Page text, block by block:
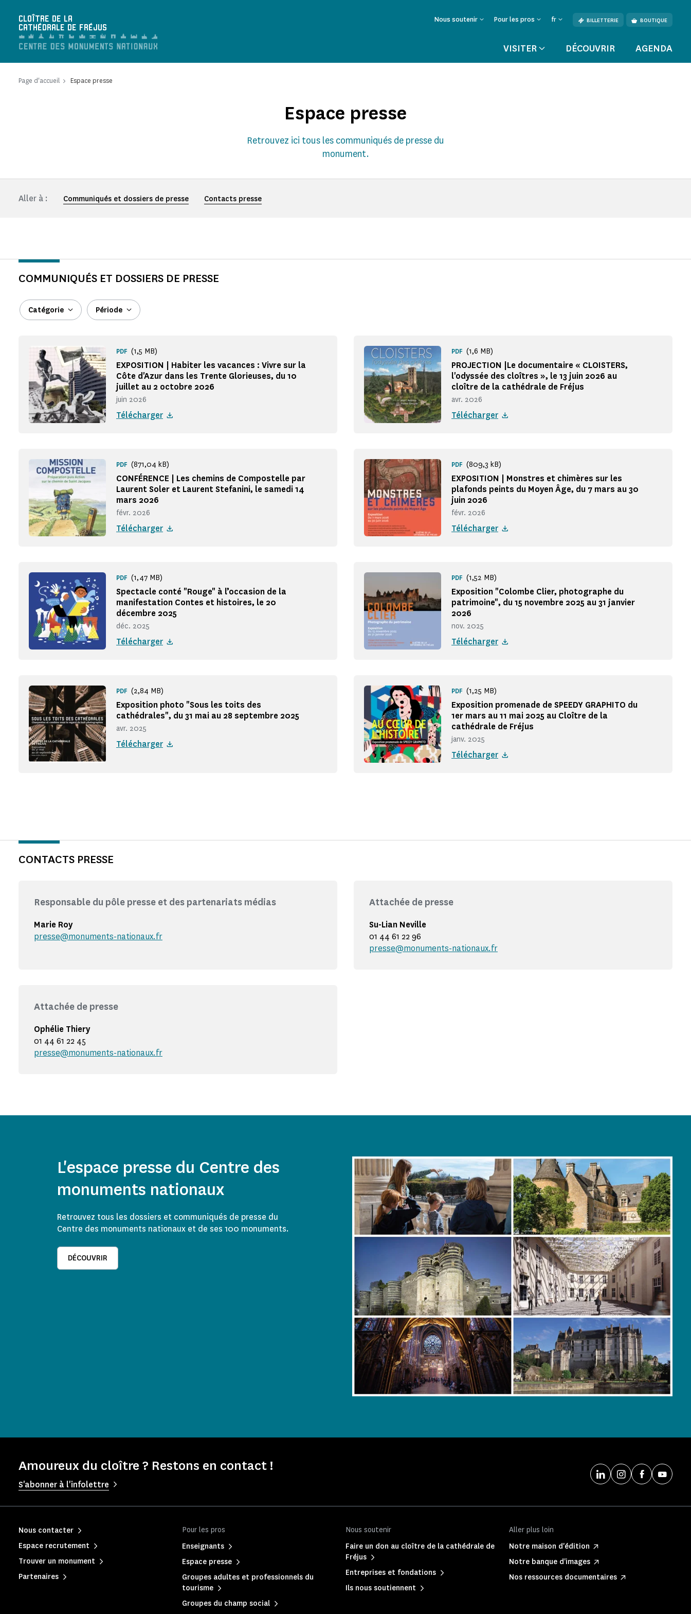
CLOÎTRE DE LA
CATHÉDRALE DE FRÉJUS
Nous soutenir Pour les pros fr BILLETTERIE BOUTIQUE
VISITER DÉCOUVRIR AGENDA
Page d'accueil Espace presse
Espace presse
Retrouvez ici tous les communiqués de presse du
monument.
Aller à : Communiqués et dossiers de presse Contacts presse
COMMUNIQUÉS ET DOSSIERS DE PRESSE
Catégorie Période
EXPOSITION | Habiter les vacances : Vivre sur la
Côte d'Azur dans les Trente Glorieuses, du 10
juillet au 2 octobre 2026
juin 2026
PDF (1,5 MB)
Télécharger
PROJECTION |Le documentaire « CLOISTERS,
l'odyssée des cloîtres », le 13 juin 2026 au
cloître de la cathédrale de Fréjus
avr. 2026
PDF (1,6 MB)
Télécharger
CONFÉRENCE | Les chemins de Compostelle par
Laurent Soler et Laurent Stefanini, le samedi 14
mars 2026
févr. 2026
PDF (871,04 kB)
Télécharger
EXPOSITION | Monstres et chimères sur les
plafonds peints du Moyen Âge, du 7 mars au 30
juin 2026
févr. 2026
PDF (809,3 kB)
Télécharger
Spectacle conté "Rouge" à l’occasion de la
manifestation Contes et histoires, le 20
décembre 2025
déc. 2025
PDF (1,47 MB)
Télécharger
Exposition "Colombe Clier, photographe du
patrimoine", du 15 novembre 2025 au 31 janvier
2026
nov. 2025
PDF (1,52 MB)
Télécharger
Exposition photo "Sous les toits des
cathédrales", du 31 mai au 28 septembre 2025
avr. 2025
PDF (2,84 MB)
Télécharger
Exposition promenade de SPEEDY GRAPHITO du
1er mars au 11 mai 2025 au Cloître de la
cathédrale de Fréjus
janv. 2025
PDF (1,25 MB)
Télécharger
CONTACTS PRESSE
Responsable du pôle presse et des partenariats médias
Marie Roy
presse@monuments-nationaux.fr
Attachée de presse
Su-Lian Neville
01 44 61 22 96
presse@monuments-nationaux.fr
Attachée de presse
Ophélie Thiery
01 44 61 22 45
presse@monuments-nationaux.fr
L'espace presse du Centre des
monuments nationaux
Retrouvez tous les dossiers et communiqués de presse du
Centre des monuments nationaux et de ses 100 monuments.
DÉCOUVRIR
Amoureux du cloître ? Restons en contact !
S'abonner à l'infolettre
Pour les pros
Enseignants
Espace presse
Groupes adultes et professionnels du
tourisme
Groupes du champ social
Nous soutenir
Faire un don au cloître de la cathédrale de
Fréjus
Entreprises et fondations
Ils nous soutiennent
Aller plus loin
Notre maison d'édition
Notre banque d'images
Nos ressources documentaires
Nous contacter
Espace recrutement
Trouver un monument
Partenaires